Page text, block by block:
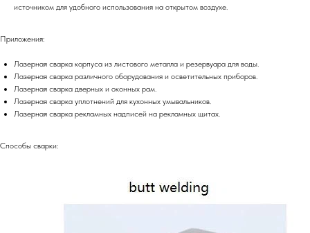
источником для удобного использования на открытом воздухе.
Приложения:
Лазерная сварка корпуса из листового металла и резервуара для воды.
Лазерная сварка различного оборудования и осветительных приборов.
Лазерная сварка дверных и оконных рам.
Лазерная сварка уплотнений для кухонных умывальников.
Лазерная сварка рекламных надписей на рекламных щитах.
Способы сварки: